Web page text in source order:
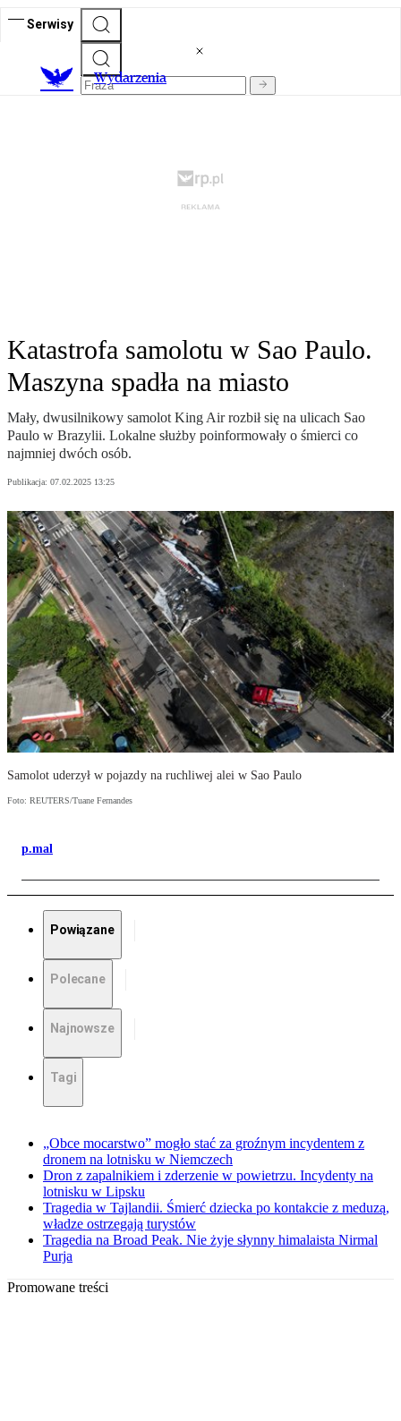
Serwisy
Wydarzenia
Katastrofa samolotu w Sao Paulo.
Maszyna spadła na miasto
Mały, dwusilnikowy samolot King Air rozbił się na ulicach Sao
Paulo w Brazylii. Lokalne służby poinformowały o śmierci co
najmniej dwóch osób.
Publikacja: 07.02.2025 13:25
Samolot uderzył w pojazdy na ruchliwej alei w Sao Paulo
Foto: REUTERS/Tuane Fernandes
p.mal
Powiązane
Polecane
Najnowsze
Tagi
„Obce mocarstwo” mogło stać za groźnym incydentem z
dronem na lotnisku w Niemczech
Dron z zapalnikiem i zderzenie w powietrzu. Incydenty na
lotnisku w Lipsku
Tragedia w Tajlandii. Śmierć dziecka po kontakcie z meduzą,
władze ostrzegają turystów
Tragedia na Broad Peak. Nie żyje słynny himalaista Nirmal
Purja
Promowane treści